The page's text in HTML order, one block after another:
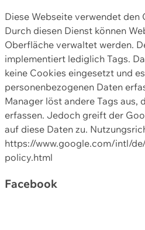
Diese Webseite verwendet den
Durch diesen Dienst können
Oberfläche verwaltet werden.
implementiert lediglich Tags.
keine Cookies eingesetzt und
personenbezogenen Daten
Manager löst andere Tags aus,
erfassen. Jedoch greift der
auf diese Daten zu.
https://www.google.com/intl/
policy.html
Facebook